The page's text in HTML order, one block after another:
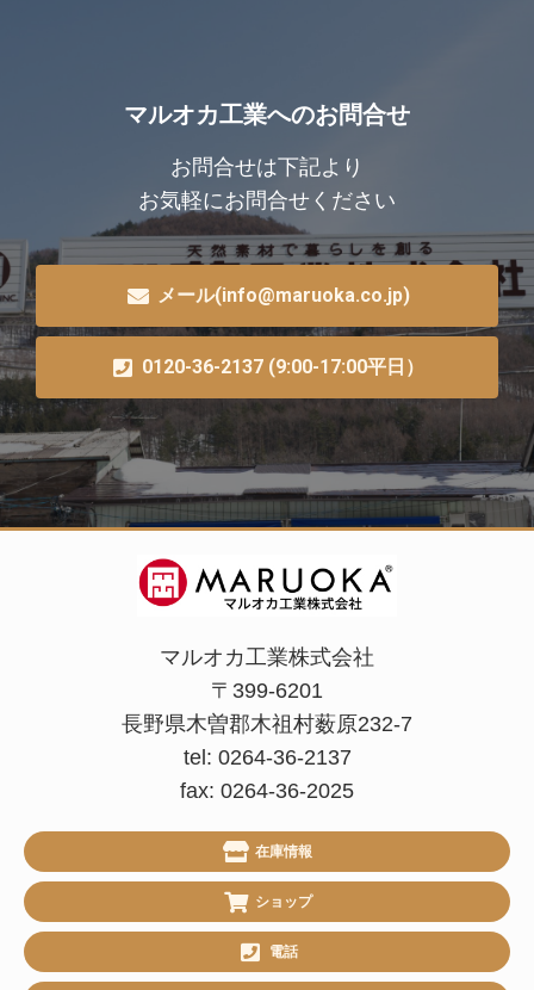
マルオカ工業へのお問合せ
お問合せは下記より
お気軽にお問合せください
メール(info@maruoka.co.jp)
0120-36-2137 (9:00-17:00平日）
マルオカ工業株式会社
〒399-6201
長野県木曽郡木祖村薮原232-7
tel: 0264-36-2137
fax: 0264-36-2025
在庫情報
ショップ
電話